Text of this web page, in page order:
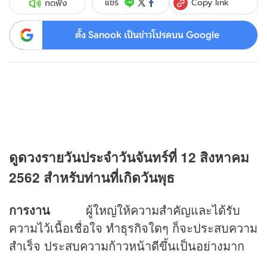
กดฟัง แชร์
ตั้ง Sanook เป็นข่าวโปรดบน Google
ดูดวงรายวันประจำวันจันทร์ที่ 12 สิงหาคม
2562 สำหรับท่านที่เกิดวันพุธ
การงาน ผู้ใหญ่ให้ความสำคัญและได้รับ
ความไว้เนื้อเชื่อใจ ทำธุรกิจใดๆ ก็จะประสบความ
สำเร็จ ประสบความก้าวหน้าดีขึ้นเป็นอย่างมาก